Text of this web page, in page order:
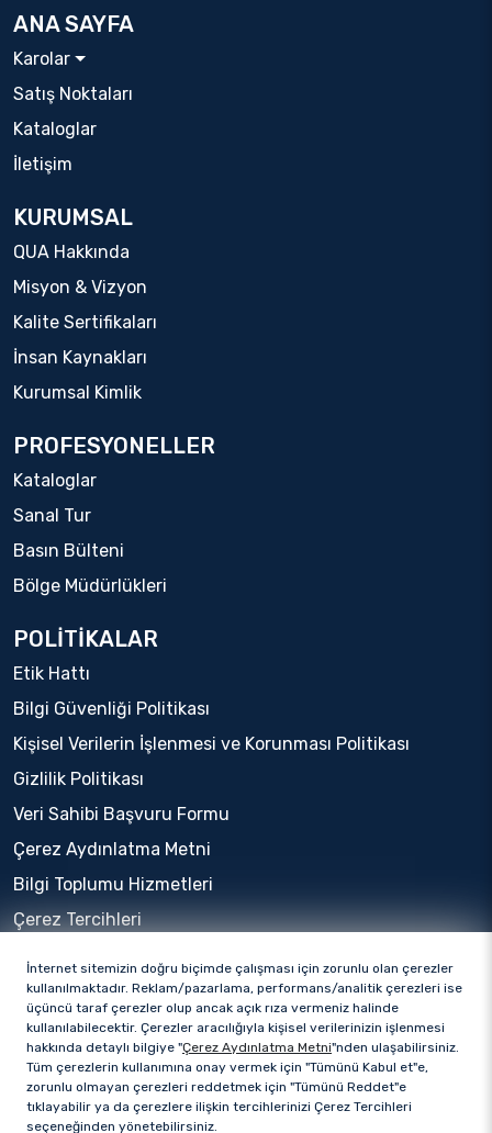
ANA SAYFA
Karolar
Satış Noktaları
Kataloglar
İletişim
KURUMSAL
QUA Hakkında
Misyon & Vizyon
Kalite Sertifikaları
İnsan Kaynakları
Kurumsal Kimlik
PROFESYONELLER
Kataloglar
Sanal Tur
Basın Bülteni
Bölge Müdürlükleri
POLİTİKALAR
Etik Hattı
Bilgi Güvenliği Politikası
Kişisel Verilerin İşlenmesi ve Korunması Politikası
Gizlilik Politikası
Veri Sahibi Başvuru Formu
Çerez Aydınlatma Metni
Bilgi Toplumu Hizmetleri
Çerez Tercihleri
İnternet sitemizin doğru biçimde çalışması için zorunlu olan çerezler
kullanılmaktadır. Reklam/pazarlama, performans/analitik çerezleri ise
üçüncü taraf çerezler olup ancak açık rıza vermeniz halinde
kullanılabilecektir. Çerezler aracılığıyla kişisel verilerinizin işlenmesi
hakkında detaylı bilgiye "Çerez Aydınlatma Metni"nden ulaşabilirsiniz.
Tüm çerezlerin kullanımına onay vermek için "Tümünü Kabul et"e,
zorunlu olmayan çerezleri reddetmek için "Tümünü Reddet"e
tıklayabilir ya da çerezlere ilişkin tercihlerinizi Çerez Tercihleri
seçeneğinden yönetebilirsiniz.